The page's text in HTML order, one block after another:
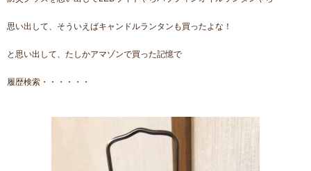
思い出して、そういえばキャンドルランタンも買ったよな！
と思い出して、たしかアマゾンで買った記憶で
履歴検索・・・・・・